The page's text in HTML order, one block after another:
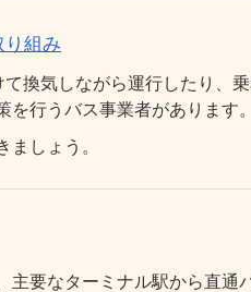
組み
換気しながら運行したり、
行うバス事業者があります。
しょう。
要なターミナル駅から直通